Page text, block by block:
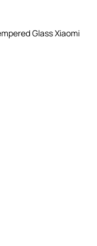
Glass Xiaomi